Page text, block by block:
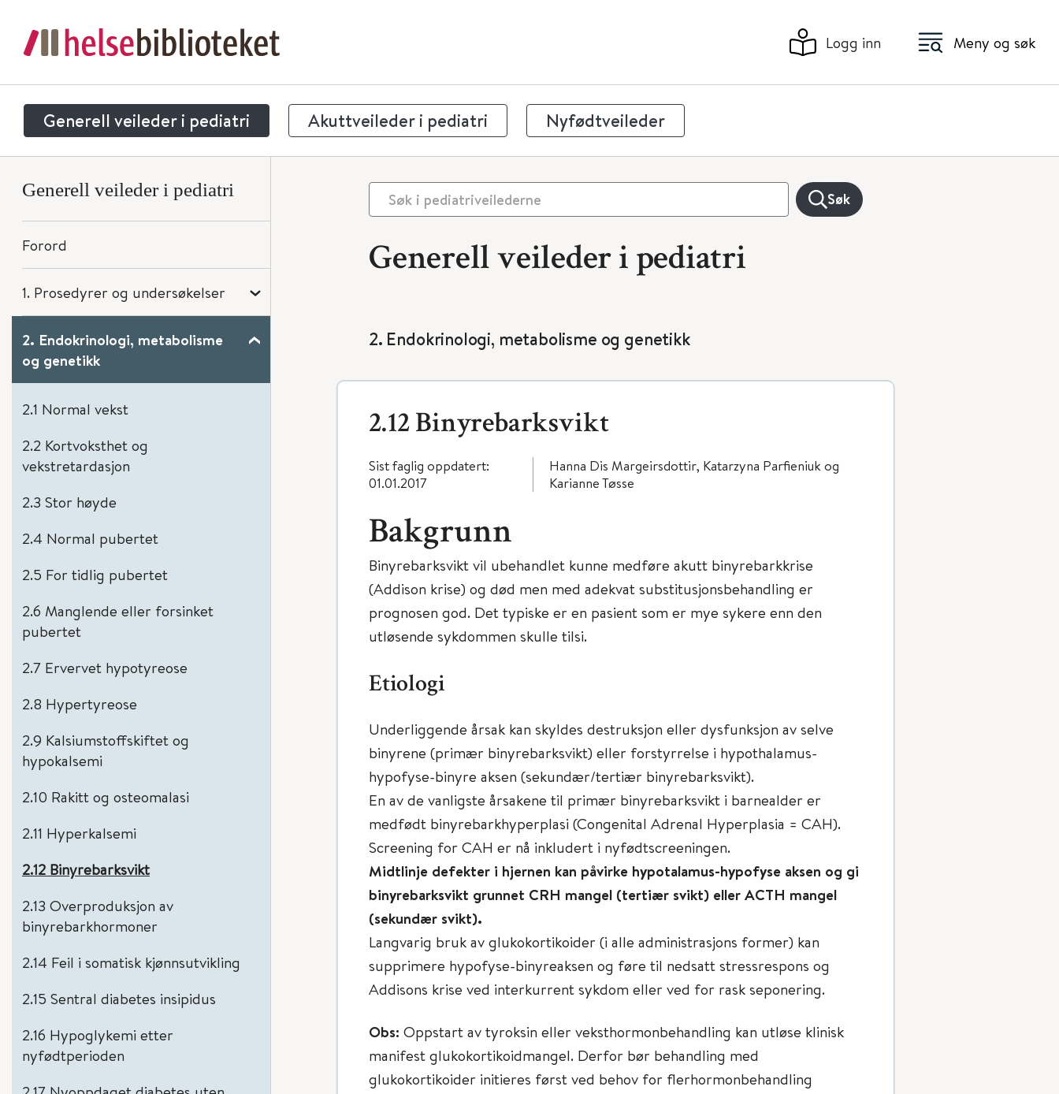
Logg inn Meny og søk
Generell veileder i pediatri Akuttveileder i pediatri Nyfødtveileder
Generell veileder i pediatri
Forord
1. Prosedyrer og undersøkelser
2. Endokrinologi, metabolisme
og genetikk
2.1 Normal vekst
2.2 Kortvoksthet og
vekstretardasjon
2.3 Stor høyde
2.4 Normal pubertet
2.5 For tidlig pubertet
2.6 Manglende eller forsinket
pubertet
2.7 Ervervet hypotyreose
2.8 Hypertyreose
2.9 Kalsiumstoffskiftet og
hypokalsemi
2.10 Rakitt og osteomalasi
2.11 Hyperkalsemi
2.12 Binyrebarksvikt
2.13 Overproduksjon av
binyrebarkhormoner
2.14 Feil i somatisk kjønnsutvikling
2.15 Sentral diabetes insipidus
2.16 Hypoglykemi etter
nyfødtperioden
Søk
Generell veileder i pediatri
2. Endokrinologi, metabolisme og genetikk
2.12 Binyrebarksvikt
Sist faglig oppdatert:
01.01.2017
Hanna Dis Margeirsdottir, Katarzyna Parfieniuk og
Karianne Tøsse
Bakgrunn
Binyrebarksvikt vil ubehandlet kunne medføre akutt binyrebarkkrise
(Addison krise) og død men med adekvat substitusjonsbehandling er
prognosen god. Det typiske er en pasient som er mye sykere enn den
utløsende sykdommen skulle tilsi.
Etiologi
Underliggende årsak kan skyldes destruksjon eller dysfunksjon av selve
binyrene (primær binyrebarksvikt) eller forstyrrelse i hypothalamus-
hypofyse-binyre aksen (sekundær/tertiær binyrebarksvikt).
En av de vanligste årsakene til primær binyrebarksvikt i barnealder er
medfødt binyrebarkhyperplasi (Congenital Adrenal Hyperplasia = CAH).
Screening for CAH er nå inkludert i nyfødtscreeningen.
Midtlinje defekter i hjernen kan påvirke hypotalamus-hypofyse aksen og gi
binyrebarksvikt grunnet CRH mangel (tertiær svikt) eller ACTH mangel
(sekundær svikt).
Langvarig bruk av glukokortikoider (i alle administrasjons former) kan
supprimere hypofyse-binyreaksen og føre til nedsatt stressrespons og
Addisons krise ved interkurrent sykdom eller ved for rask seponering.
Obs: Oppstart av tyroksin eller veksthormonbehandling kan utløse klinisk
manifest glukokortikoidmangel. Derfor bør behandling med
glukokortikoider initieres først ved behov for flerhormonbehandling